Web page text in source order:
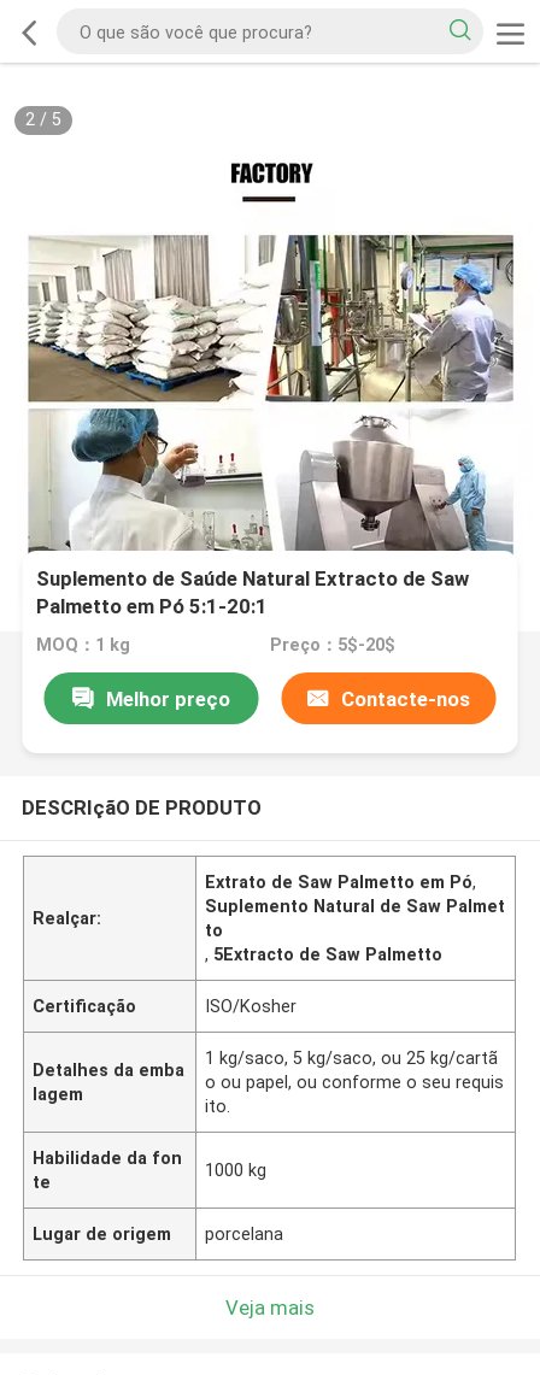
2/ 5
Suplemento de Saúde Natural Extracto de Saw
Palmetto em Pó 5:1-20:1
MOQ：1 kg Preço：5$-20$
Melhor preço Contacte-nos
DESCRIçãO DE PRODUTO
Realçar:
Extrato de Saw Palmetto em Pó,
Suplemento Natural de Saw Palmet
to
, 5Extracto de Saw Palmetto
Certificação ISO/Kosher
Detalhes da emba
lagem
1 kg/saco, 5 kg/saco, ou 25 kg/cartã
o ou papel, ou conforme o seu requis
ito.
Habilidade da fon
te
1000 kg
Lugar de origem porcelana
Veja mais